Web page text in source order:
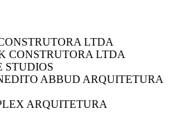
LTDA
CONSTRUTORA LTDA
STUDIOS
ABBUD ARQUITETURA
ARQUITETURA